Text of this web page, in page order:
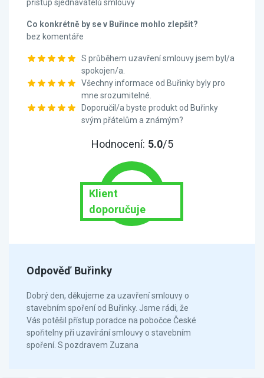
přístup sjednavatelů smlouvy
Co konkrétně by se v Buřince mohlo zlepšit?
bez komentáře
S průběhem uzavření smlouvy jsem byl/a
spokojen/a.
Všechny informace od Buřinky byly pro
mne srozumitelné.
Doporučil/a byste produkt od Buřinky
svým přátelům a známým?
Hodnocení: 5.0/5
Klient
doporučuje
Odpověď Buřinky
Dobrý den, děkujeme za uzavření smlouvy o
stavebním spoření od Buřinky. Jsme rádi, že
Vás potěšil přístup poradce na pobočce České
spořitelny při uzavírání smlouvy o stavebním
spoření. S pozdravem Zuzana